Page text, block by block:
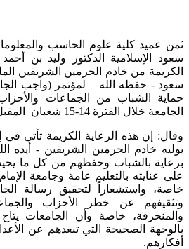
ثمن عميد كلية علوم الحاسب
سعود الإسلامية الدكتور وليد بن
الكريمة من خادم الحرمين الشريفين
سعود - حفظه الله – لمؤتمر (واجب
حماية الشباب من الجماعات
الجامعة خلال الفترة 14-15 شعبان المقبل.
وقال: إن هذه الرعاية الكريمة تأتي في
يوليه خادم الحرمين الشريفين - أيده
برعاية بالشباب وحفظهم من كل ما
على عنايته بالتعليم عامة وجامعة
خاصة، واستشعاراً لتحقيق رسالة
وتثقيفهم عن خطر الأحزاب
والمنحرفة، خاصة وأن الجامعات
بالوجهة الصحيحة التي تبعدهم عن
أفكارهم.